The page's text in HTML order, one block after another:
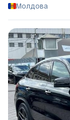
Молдова